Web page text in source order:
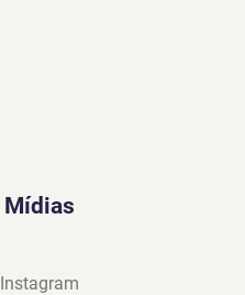
Mídias
Instagram